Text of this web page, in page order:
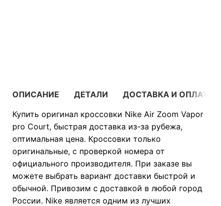
ОПИСАНИЕ ДЕТАЛИ
ДОСТАВКА И ОПЛАТА
Купить оригинал кроссовки Nike Air Zoom Vapor
pro Court, быстрая доставка из-за рубежа,
оптимальная цена. Кроссовки только
оригинальные, с проверкой номера от
официального производителя. При заказе вы
можете выбрать вариант доставки быстрой и
обычной. Привозим с доставкой в любой город
России. Nike является одним из лучших